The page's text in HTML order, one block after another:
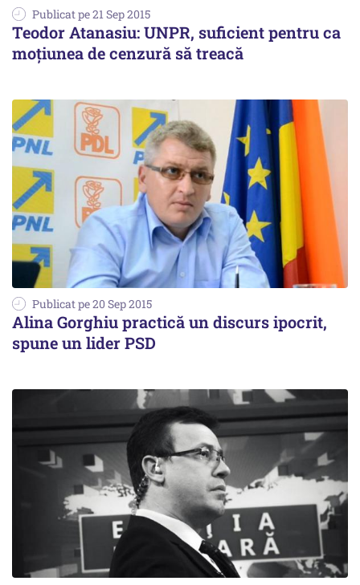
Publicat pe 21 Sep 2015
Teodor Atanasiu: UNPR, suficient pentru ca
moțiunea de cenzură să treacă
Publicat pe 20 Sep 2015
Alina Gorghiu practică un discurs ipocrit,
spune un lider PSD